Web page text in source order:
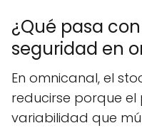
¿Qué pasa
seguridad en
En omnicanal, el
reducirse porque el
variabilidad que